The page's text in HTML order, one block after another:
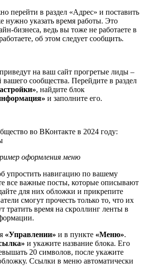
перейти в раздел «Адрес» и поставить
нужно указать время работы. Это
бизнеса, ведь вы тоже не работаете в
об этом следует сообщить.
на ваш сайт прогретые лиды –
сообщества. Перейдите в раздел
, найдите блок
и заполните его.
оформления меню
упростить навигацию по вашему
все важные посты, которые описывают
для них обложки и прикрепите
смогут прочесть только то, что их
тратить время на скроллинг ленты в
«Управлении» и в пункте «Меню».
и укажите название блока. Его
20 символов, после укажите
Ссылки в меню автоматически